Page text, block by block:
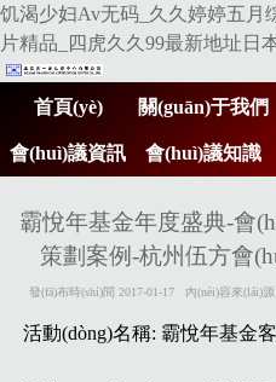
饥渴少妇Av无码_久久婷婷五月
片精品_四虎久久99最新地址日
首頁(yè) 關(guān)于我們
會(huì)議資訊 會(huì)議知識
霸悅年基金年度盛典-會
策劃案例-杭州伍方會
發(fā)布時(shí)間 2017-01-17 內(nèi)容來(lái)
活動(dòng)名稱: 霸悅年基金